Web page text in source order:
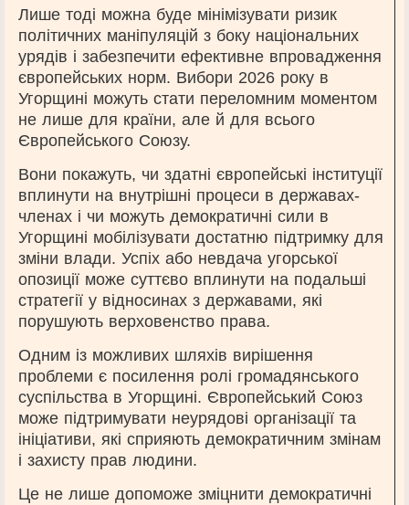
Лише тоді можна буде мінімізувати ризик
політичних маніпуляцій з боку національних
урядів і забезпечити ефективне впровадження
європейських норм. Вибори 2026 року в
Угорщині можуть стати переломним моментом
не лише для країни, але й для всього
Європейського Союзу.
Вони покажуть, чи здатні європейські інституції
вплинути на внутрішні процеси в державах-
членах і чи можуть демократичні сили в
Угорщині мобілізувати достатню підтримку для
зміни влади. Успіх або невдача угорської
опозиції може суттєво вплинути на подальші
стратегії у відносинах з державами, які
порушують верховенство права.
Одним із можливих шляхів вирішення
проблеми є посилення ролі громадянського
суспільства в Угорщині. Європейський Союз
може підтримувати неурядові організації та
ініціативи, які сприяють демократичним змінам
і захисту прав людини.
Це не лише допоможе зміцнити демократичні